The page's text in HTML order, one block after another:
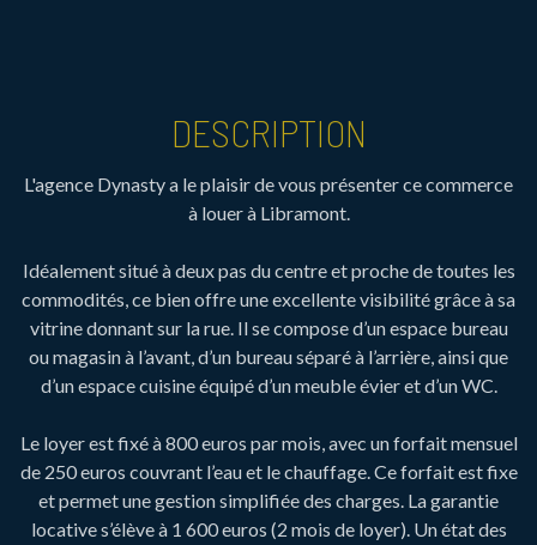
DESCRIPTION
L'agence Dynasty a le plaisir de vous présenter ce commerce
à louer à Libramont.
Idéalement situé à deux pas du centre et proche de toutes les
commodités, ce bien offre une excellente visibilité grâce à sa
vitrine donnant sur la rue. Il se compose d’un espace bureau
ou magasin à l’avant, d’un bureau séparé à l’arrière, ainsi que
d’un espace cuisine équipé d’un meuble évier et d’un WC.
Le loyer est fixé à 800 euros par mois, avec un forfait mensuel
de 250 euros couvrant l’eau et le chauffage. Ce forfait est fixe
et permet une gestion simplifiée des charges. La garantie
locative s’élève à 1 600 euros (2 mois de loyer). Un état des